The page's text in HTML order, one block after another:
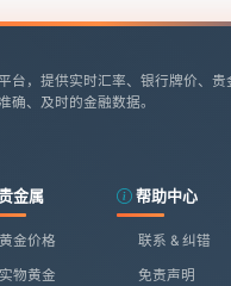
台，提供实时汇率、银行牌价、贵
确、及时的金融数据。
金属
黄金价格
实物黄金
帮助中心
联系 & 纠错
免责声明